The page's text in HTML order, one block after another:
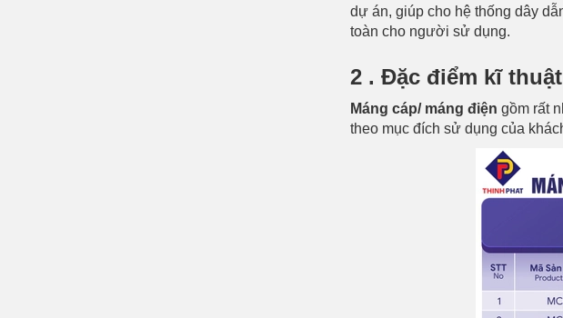
dự án, giúp cho hệ thống dây
toàn cho người sử dụng.
2 . Đặc điểm kĩ
Máng cáp/ máng điện gồm rất
theo mục đích sử dụng của